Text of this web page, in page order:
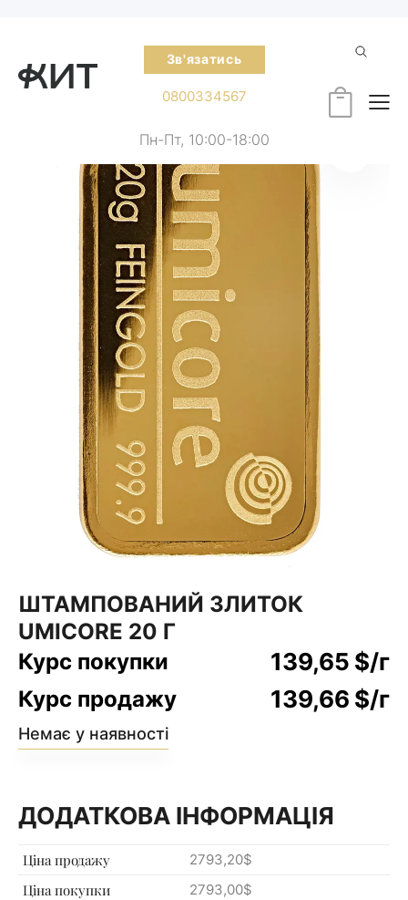
Зв'язатись
0800334567
Пн-Пт, 10:00-18:00
ШТАМПОВАНИЙ ЗЛИТОК
UMICORE 20 Г
Курс покупки
139,65 $/г
Курс продажу 139,66 $/г
Немає у наявності
ДОДАТКОВА ІНФОРМАЦІЯ
Ціна продажу 2793,20$
Ціна покупки 2793,00$